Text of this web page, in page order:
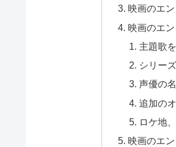
映画のエ
映画のエ
主題歌
シリー
声優の
追加の
ロケ地
映画のエ